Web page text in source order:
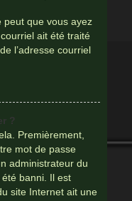
peut que vous ayez
ait été traité
l’adresse courriel
?
Premièrement,
mot de passe
administrateur du
banni. Il est
site Internet ait une